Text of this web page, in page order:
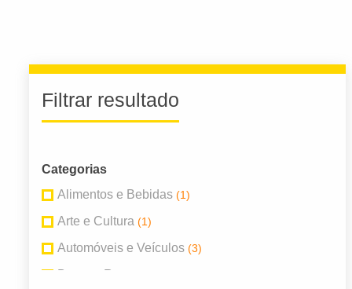
Filtrar resultado
Categorias
Alimentos e Bebidas (1)
Arte e Cultura (1)
Automóveis e Veículos (3)
Bares e Restaurantes